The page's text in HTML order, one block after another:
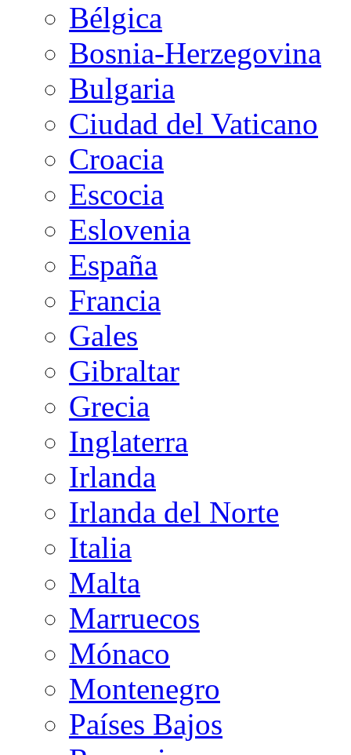
Bélgica
Bosnia-Herzegovina
Bulgaria
Ciudad del Vaticano
Croacia
Escocia
Eslovenia
España
Francia
Gales
Gibraltar
Grecia
Inglaterra
Irlanda
Irlanda del Norte
Italia
Malta
Marruecos
Mónaco
Montenegro
Países Bajos